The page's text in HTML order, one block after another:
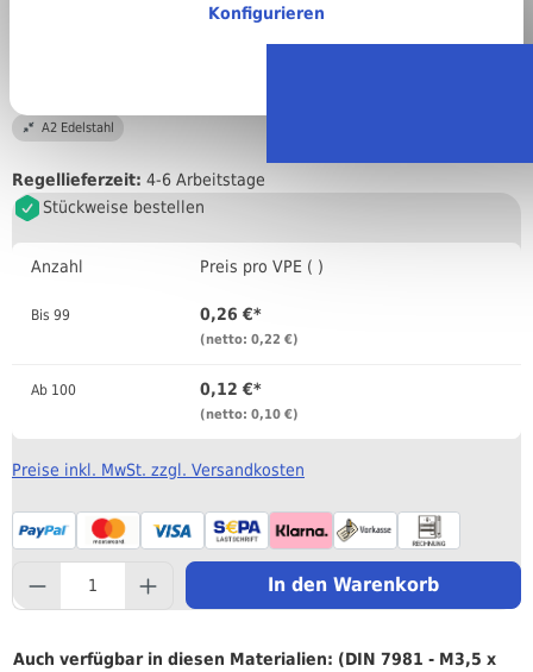
A2 Edelstahl
Regellieferzeit: 4-6 Arbeitstage
Stückweise bestellen
Anzahl Preis pro VPE ( )
Bis 99 0,26 €*
(netto: 0,22 €)
Ab 100 0,12 €*
(netto: 0,10 €)
Preise inkl. MwSt. zzgl. Versandkosten
In den Warenkorb
Auch verfügbar in diesen Materialien: (DIN 7981 - M3,5 x
Konfigurieren